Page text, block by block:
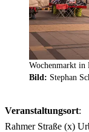
Wochenmarkt in
Bild: Stephan
Veranstaltungsort:
Rahmer Straße (x)